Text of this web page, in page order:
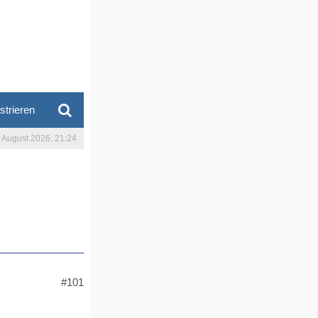
August 2026, 21:24
#101